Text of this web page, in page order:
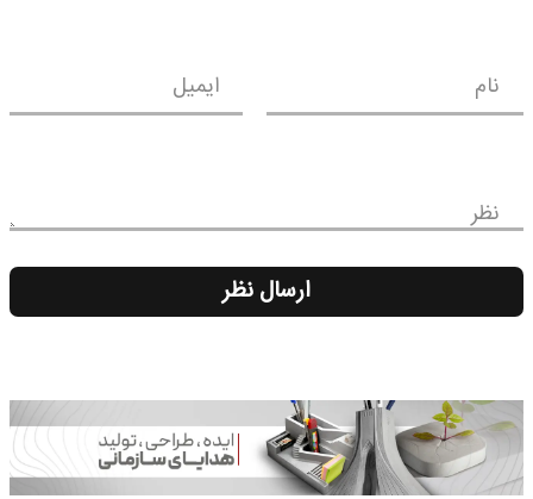
نام ایمیل
نظر
ارسال نظر